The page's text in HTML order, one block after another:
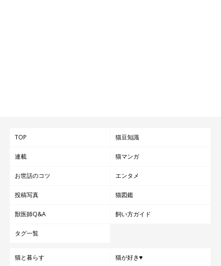
TOP 猫豆知識
連載 猫マンガ
お世話のコツ エンタメ
投稿写真 猫図鑑
獣医師Q&A 飼い方ガイド
タグ一覧
猫と暮らす 猫が好き♥